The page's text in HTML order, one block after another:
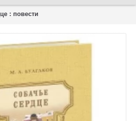
: повести